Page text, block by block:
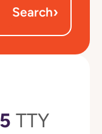
Search›
TTY